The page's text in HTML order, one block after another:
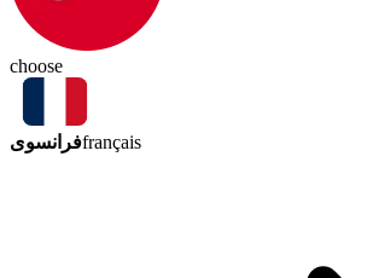
choose
فرانسویfrançais